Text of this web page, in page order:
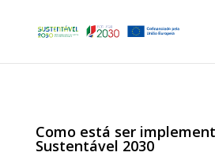
Como está ser
Sustentável 2030